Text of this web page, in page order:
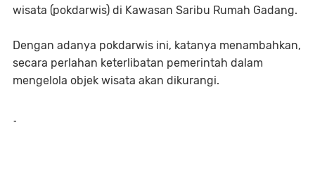
wisata (pokdarwis) di Kawasan Saribu Rumah Gadang.
Dengan adanya pokdarwis ini, katanya menambahkan,
secara perlahan keterlibatan pemerintah dalam
mengelola objek wisata akan dikurangi.
-